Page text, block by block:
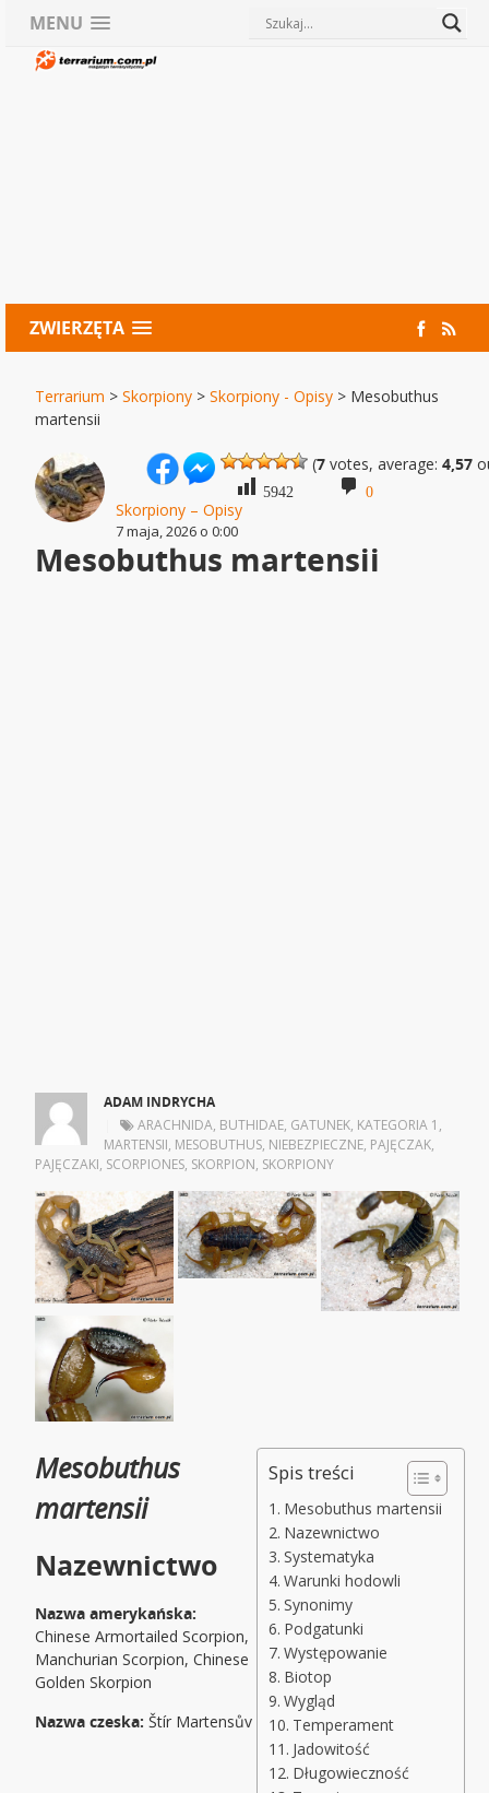
MENU
ZWIERZĘTA
Terrarium >Skorpiony >Skorpiony - Opisy > Mesobuthus
martensii
(7 votes, average:4,57
5942 0
Skorpiony – Opisy
7 maja, 2026 o 0:00
Mesobuthus martensii
ADAM INDRYCHA
ARACHNIDA, BUTHIDAE, GATUNEK, KATEGORIA 1 ,
MARTENSII, MESOBUTHUS, NIEBEZPIECZNE, PAJĘCZAK,
PAJĘCZAKI, SCORPIONES, SKORPION, SKORPIONY
Spis treści
Mesobuthus martensii
Nazewnictwo
Systematyka
Warunki hodowli
Synonimy
Podgatunki
Występowanie
Biotop
Wygląd
Temperament
Jadowitość
Długowieczność
Mesobuthus
martensii
Nazewnictwo
Nazwa amerykańska:
Chinese Armortailed Scorpion,
Manchurian Scorpion, Chinese
Golden Skorpion
Nazwa czeska: Štír Martensův